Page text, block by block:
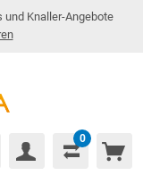
und Knaller-Angebote
0